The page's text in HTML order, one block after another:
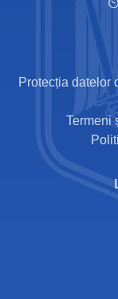
Protecția datelor
Termeni